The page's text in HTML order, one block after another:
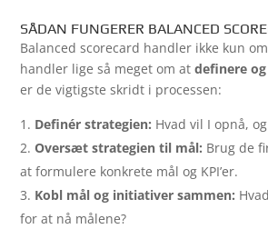
SÅDAN FUNGERER BALANCED
Balanced scorecard handler ikke kun
handler lige så meget om atdefinere
er de vigtigste skridt i processen:
Definér strategien: Hvad vil I opnå,
Oversæt strategien til mål: Brug de
at formulere konkrete mål og KPI’er.
Kobl mål og initiativer sammen:
for at nå målene?